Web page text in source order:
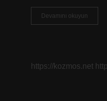
Devamını okuyun
Önce
https://kozmos.net